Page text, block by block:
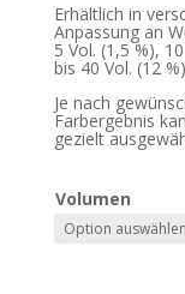
Erhältlich in
Anpassung an
5 Vol. (1,5 %),
bis 40 Vol. (12
Je nach
Farbergebnis
gezielt
Volumen